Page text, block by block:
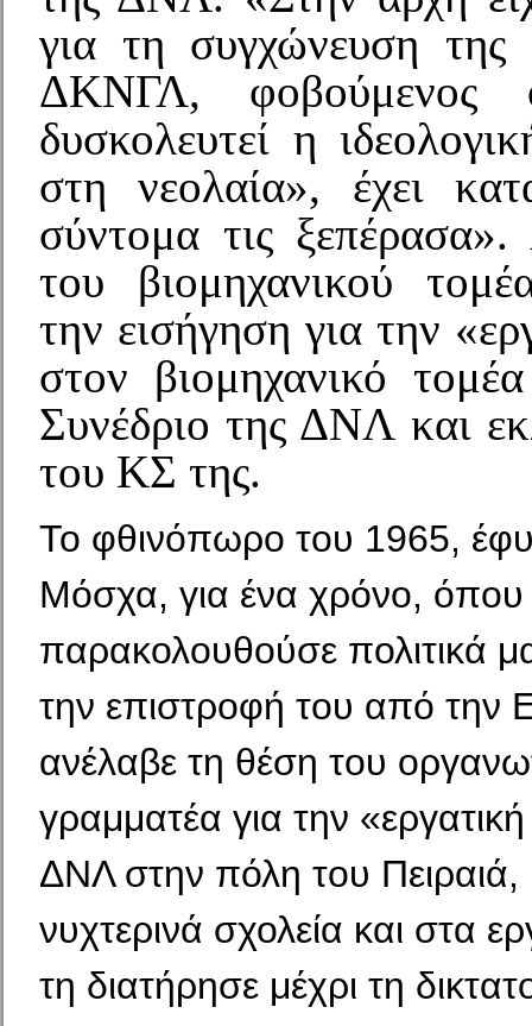
για τη συγχώνευση
ΔΚΝΓΛ, φοβούμενος
δυσκολευτεί η
στη νεολαία», έχει
σύντομα τις ξεπέρασα».
του βιομηχανικού
την εισήγηση για την
στον βιομηχανικό
Συνέδριο της ΔΝΛ και
του ΚΣ της.
Το φθινόπωρο του 1965,
Μόσχα, για ένα χρόνο, όπου
παρακολουθούσε πολιτικά
την επιστροφή του από την
ανέλαβε τη θέση του
γραμματέα για την
ΔΝΛ στην πόλη του Πειραιά,
νυχτερινά σχολεία και στα
τη διατήρησε μέχρι τη